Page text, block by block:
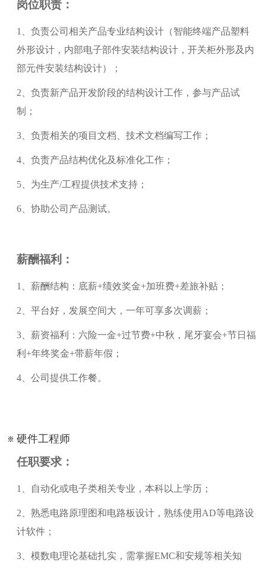
岗位职责：
1、负责公司相关产品专业结构设计（智能终端产品塑料
外形设计，内部电子部件安装结构设计，开关柜外形及内
部元件安装结构设计）；
2、负责新产品开发阶段的结构设计工作，参与产品试
制；
3、负责相关的项目文档、技术文档编写工作；
4、负责产品结构优化及标准化工作；
5、为生产/工程提供技术支持；
6、协助公司产品测试。
薪酬福利：
1 薪酬结构：底薪+绩效奖金+加班费+差旅补贴；
2 平台好，发展空间大，一年可享多次调薪；
3、 薪资福利：六险一金+过节费+中秋，尾牙宴会+节日福
利+年终奖金+带薪年假；
4、 公司提供工作餐。
硬件工程师
任职要求：
1、自动化或电子类相关专业，本科以上学历；
2、熟悉电路原理图和电路板设计，熟练使用AD等电路设
计软件；
3、模数电理论基础扎实，需掌握EMC和安规等相关知